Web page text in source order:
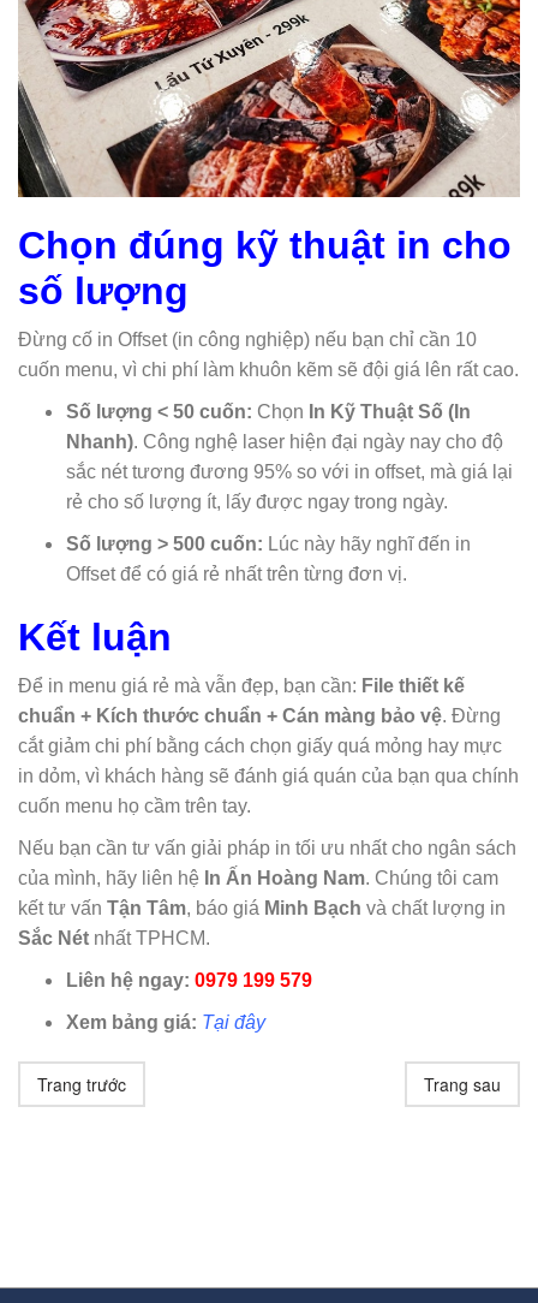
Chọn đúng kỹ thuật in cho
số lượng
Đừng cố in Offset (in công nghiệp) nếu bạn chỉ cần 10
cuốn menu, vì chi phí làm khuôn kẽm sẽ đội giá lên rất cao.
Số lượng < 50 cuốn: Chọn In Kỹ Thuật Số (In
Nhanh). Công nghệ laser hiện đại ngày nay cho độ
sắc nét tương đương 95% so với in offset, mà giá lại
rẻ cho số lượng ít, lấy được ngay trong ngày.
Số lượng > 500 cuốn: Lúc này hãy nghĩ đến in
Offset để có giá rẻ nhất trên từng đơn vị.
Kết luận
Để in menu giá rẻ mà vẫn đẹp, bạn cần: File thiết kế
chuẩn + Kích thước chuẩn + Cán màng bảo vệ. Đừng
cắt giảm chi phí bằng cách chọn giấy quá mỏng hay mực
in dỏm, vì khách hàng sẽ đánh giá quán của bạn qua chính
cuốn menu họ cầm trên tay.
Nếu bạn cần tư vấn giải pháp in tối ưu nhất cho ngân sách
của mình, hãy liên hệ In Ấn Hoàng Nam. Chúng tôi cam
kết tư vấn Tận Tâm, báo giá Minh Bạch và chất lượng in
Sắc Nét nhất TPHCM.
Liên hệ ngay: 0979 199 579
Xem bảng giá: Tại đây
Trang trước Trang sau